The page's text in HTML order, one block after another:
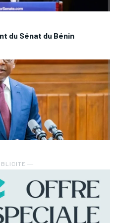
du Sénat du Bénin
―